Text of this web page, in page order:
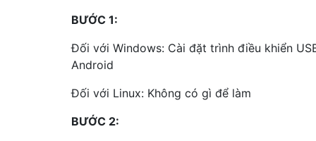
BƯỚC 1:
Đối với Windows: Cài đặt trình điều khiển
Android
Đối với Linux: Không có gì để làm
BƯỚC 2: